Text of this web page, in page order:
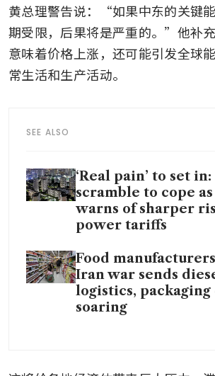
黄总理警告说：“如果中东的关键
期受限，后果将是严重的。”他补
意味着价格上涨，还可能引发全球
常生活和生产活动。
SEE ALSO
‘Real pain’ to set
scramble to cope as
warns of sharper
power tariffs
Food
Iran war sends
logistics, packaging
soaring